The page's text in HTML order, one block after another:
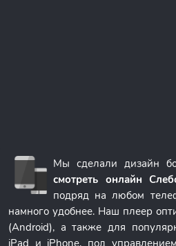
Мы сделали дизайн
смотреть онлайн
подряд на любом
намного удобнее. Наш плеер
(Android), а также для
iPad и iPhone, под